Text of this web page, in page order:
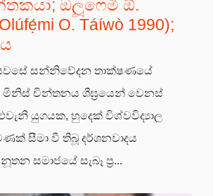
ඔලූෆෙමි ඕ.
O. Táíwò 1990);
සන්නිවේදන තාක්ෂණයේ
චින්තනය ශීඝ්‍රයෙන් වෙනස්
යුගයක, හුදෙක් විශ්වවිද්‍යාල
සීමා වී තිබූ දර්ශනවාදය
නූතන සමාජයේ සැබෑ ප්‍ර...